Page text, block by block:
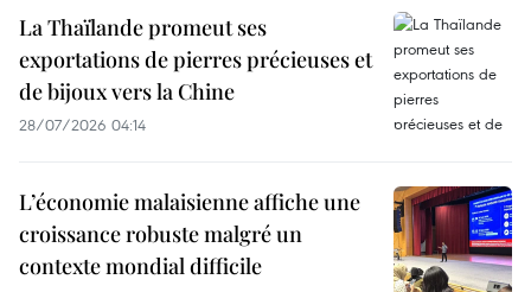
La Thaïlande promeut ses
exportations de pierres précieuses et
de bijoux vers la Chine
28/07/2026 04:14
L’économie malaisienne affiche une
croissance robuste malgré un
contexte mondial difficile